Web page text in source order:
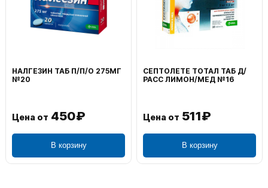
ТАБ П/П/О 275МГ
от 450₽
В корзину
СЕПТОЛЕТЕ ТОТАЛ ТАБ Д/
РАСС ЛИМОН/МЕД №16
Цена от 511₽
В корзину